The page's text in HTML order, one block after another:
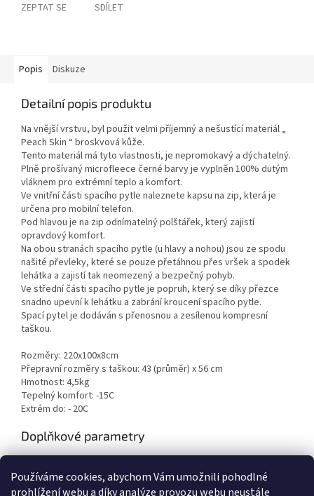
Používáme cookies, abychom Vám umožnili pohodlné
prohlížení webu a díky analýze provozu webu neustále
ZEPTAT SE SDÍLET
Popis Diskuze
Detailní popis produktu
Na vnější vrstvu, byl použit velmi příjemný a nešustící materiál „
Peach Skin “ broskvová kůže.
Tento materiál má tyto vlastnosti, je nepromokavý a dýchatelný.
Plně prošívaný microfleece černé barvy je vyplněn 100% dutým
vláknem pro extrémní teplo a komfort.
Ve vnitřní části spacího pytle naleznete kapsu na zip, která je
určena pro mobilní telefon.
Pod hlavou je na zip odnímatelný polštářek, který zajistí
opravdový komfort.
Na obou stranách spacího pytle (u hlavy a nohou) jsou ze spodu
našité převleky, které se pouze přetáhnou přes vršek a spodek
lehátka a zajistí tak neomezený a bezpečný pohyb.
Ve střední části spacího pytle je popruh, který se díky přezce
snadno upevní k lehátku a zabrání kroucení spacího pytle.
Spací pytel je dodáván s přenosnou a zesílenou kompresní
taškou.
Rozměry: 220x100x8cm
Přepravní rozměry s taškou: 43 (průměr) x 56 cm
Hmotnost: 4,5kg
Tepelný komfort: -15C
Extrém do: - 20C
Doplňkové parametry
EAN: 8592673222046